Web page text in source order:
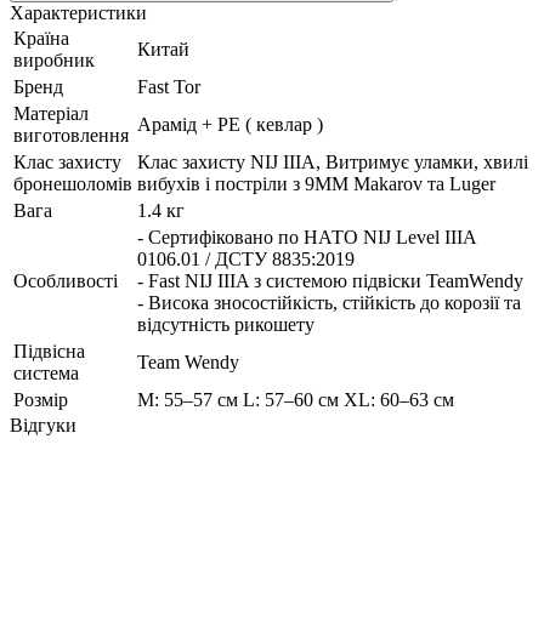
Характеристики
Країна
виробник
Китай
Бренд
Fast Tor
Матеріал
виготовлення
Арамід + PE ( кевлар )
Клас захисту
бронешоломів
Клас захисту NIJ IIIA, Витримує уламки, хвилі
вибухів і постріли з 9ММ Makarov та Luger
Вага
1.4 кг
Особливості
- Сертифіковано по НАТО NIJ Level IIIA
0106.01 / ДСТУ 8835:2019
- Fast NIJ IIIA з системою підвіски TeamWendy
- Висока зносостійкість, стійкість до корозії та
відсутність рикошету
Підвісна
система
Team Wendy
Розмір
M: 55–57 см L: 57–60 см XL: 60–63 см
Відгуки